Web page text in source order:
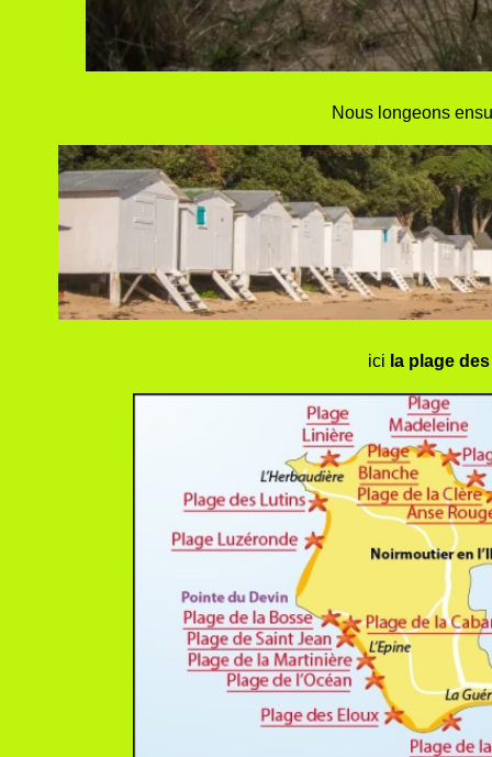
Nous longeons
ici la plage